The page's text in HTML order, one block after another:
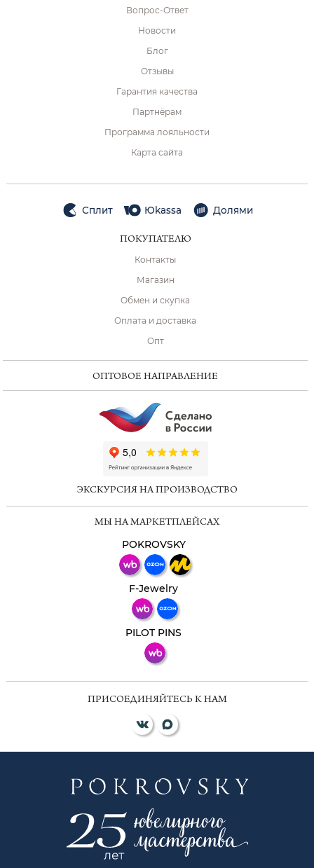
Вопрос-Ответ
Новости
Блог
Отзывы
Гарантия качества
Партнёрам
Программа лояльности
Карта сайта
Сплит Юkassa Долями
ПОКУПАТЕЛЮ
Контакты
Магазин
Обмен и скупка
Оплата и доставка
Опт
ОПТОВОЕ НАПРАВЛЕНИЕ
ЭКСКУРСИЯ НА ПРОИЗВОДСТВО
МЫ НА МАРКЕТПЛЕЙСАХ
POKROVSKY
F-Jewelry
PILOT PINS
ПРИСОЕДИНЯЙТЕСЬ К НАМ